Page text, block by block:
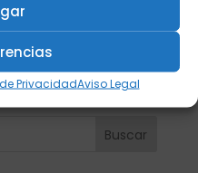
PrivacidadAviso Legal
Buscar